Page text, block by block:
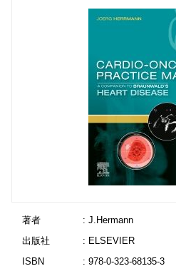
著者
: J.Hermann
出版社
: ELSEVIER
ISBN
: 978-0-323-68135-3